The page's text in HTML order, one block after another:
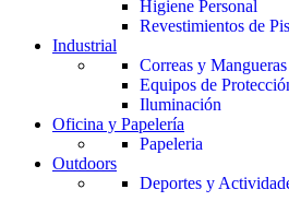
Higiene Personal
Revestimientos de
Industrial
Correas y Mangueras
Equipos de
Iluminación
Oficina y Papelería
Papeleria
Outdoors
Deportes y